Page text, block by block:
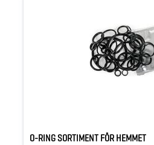
O-RING SORTIMENT FÖR HEMMET